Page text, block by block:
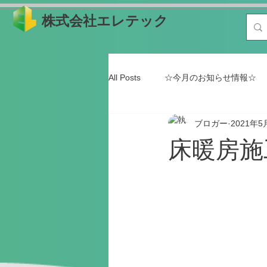
株式会社エレテック
All Posts ☆今月のお知らせ情報☆
SDGs ESG投資 太陽光発電
床暖房
ブロガー 2021年5